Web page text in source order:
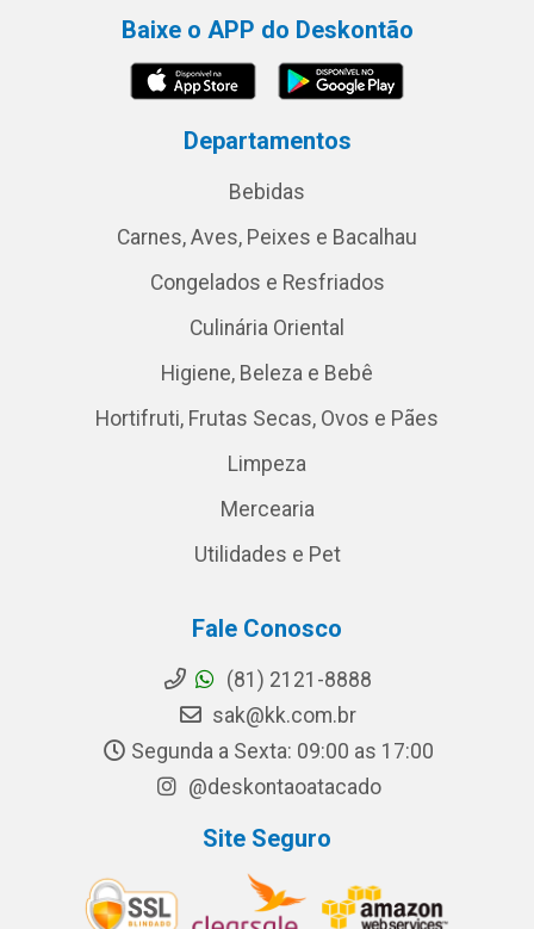
Baixe o APP do Deskontão
Departamentos
Bebidas
Carnes, Aves, Peixes e Bacalhau
Congelados e Resfriados
Culinária Oriental
Higiene, Beleza e Bebê
Hortifruti, Frutas Secas, Ovos e Pães
Limpeza
Mercearia
Utilidades e Pet
Fale Conosco
(81) 2121-8888
sak@kk.com.br
Segunda a Sexta: 09:00 as 17:00
@deskontaoatacado
Site Seguro